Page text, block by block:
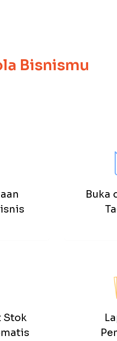
Bisnismu
Buka
Stok